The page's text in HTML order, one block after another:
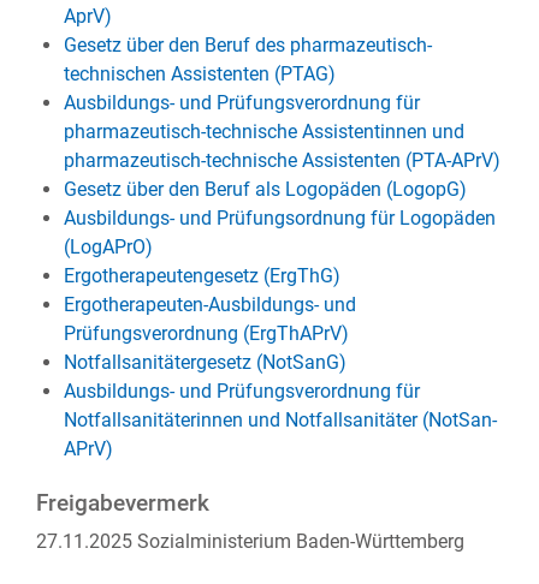
AprV)
Gesetz über den Beruf des pharmazeutisch-
technischen Assistenten (PTAG)
Ausbildungs- und Prüfungsverordnung für
pharmazeutisch-technische Assistentinnen und
pharmazeutisch-technische Assistenten (PTA-APrV)
Gesetz über den Beruf als Logopäden (LogopG)
Ausbildungs- und Prüfungsordnung für Logopäden
(LogAPrO)
Ergotherapeutengesetz (ErgThG)
Ergotherapeuten-Ausbildungs- und
Prüfungsverordnung (ErgThAPrV)
Notfallsanitätergesetz (NotSanG)
Ausbildungs- und Prüfungsverordnung für
Notfallsanitäterinnen und Notfallsanitäter (NotSan-
APrV)
Freigabevermerk
27.11.2025 Sozialministerium Baden-Württemberg